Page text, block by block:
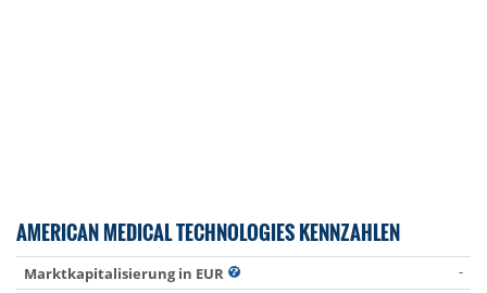
AMERICAN MEDICAL TECHNOLOGIES KENNZAHLEN
Marktkapitalisierung in EUR
-